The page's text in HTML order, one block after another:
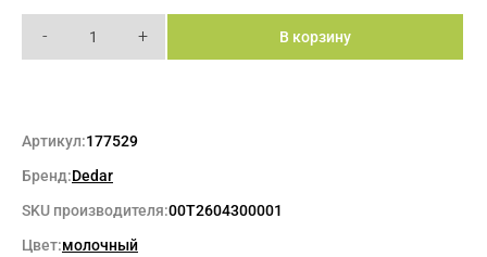
- + В корзину
Артикул:177529
Бренд:Dedar
SKU производителя:00T2604300001
Цвет:молочный